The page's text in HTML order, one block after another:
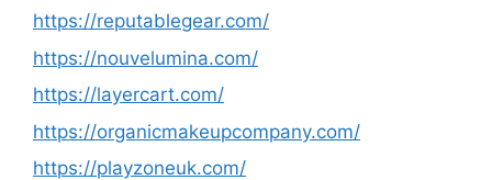
https://reputablegear.com/
https://nouvelumina.com/
https://layercart.com/
https://organicmakeupcompany.com/
https://playzoneuk.com/